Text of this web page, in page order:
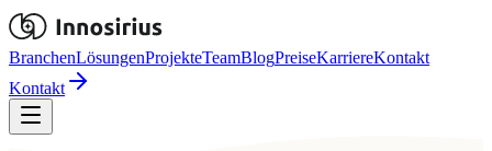
BranchenLösungenProjekteTeamBlogPreiseKarriereKontakt
Kontakt